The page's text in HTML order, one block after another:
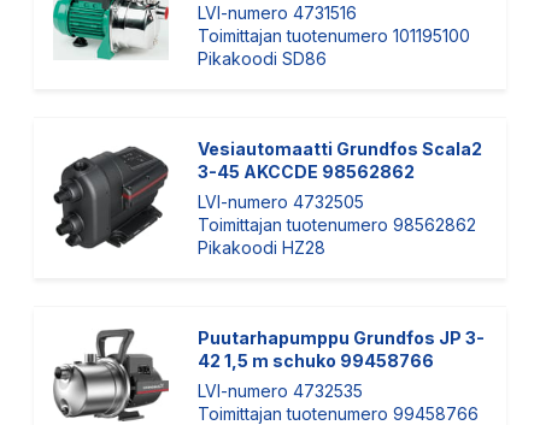
LVI-numero 4731516
Toimittajan tuotenumero 101195100
Pikakoodi SD86
Vesiautomaatti Grundfos Scala2
3-45 AKCCDE 98562862
LVI-numero 4732505
Toimittajan tuotenumero 98562862
Pikakoodi HZ28
Puutarhapumppu Grundfos JP 3-
42 1,5 m schuko 99458766
LVI-numero 4732535
Toimittajan tuotenumero 99458766